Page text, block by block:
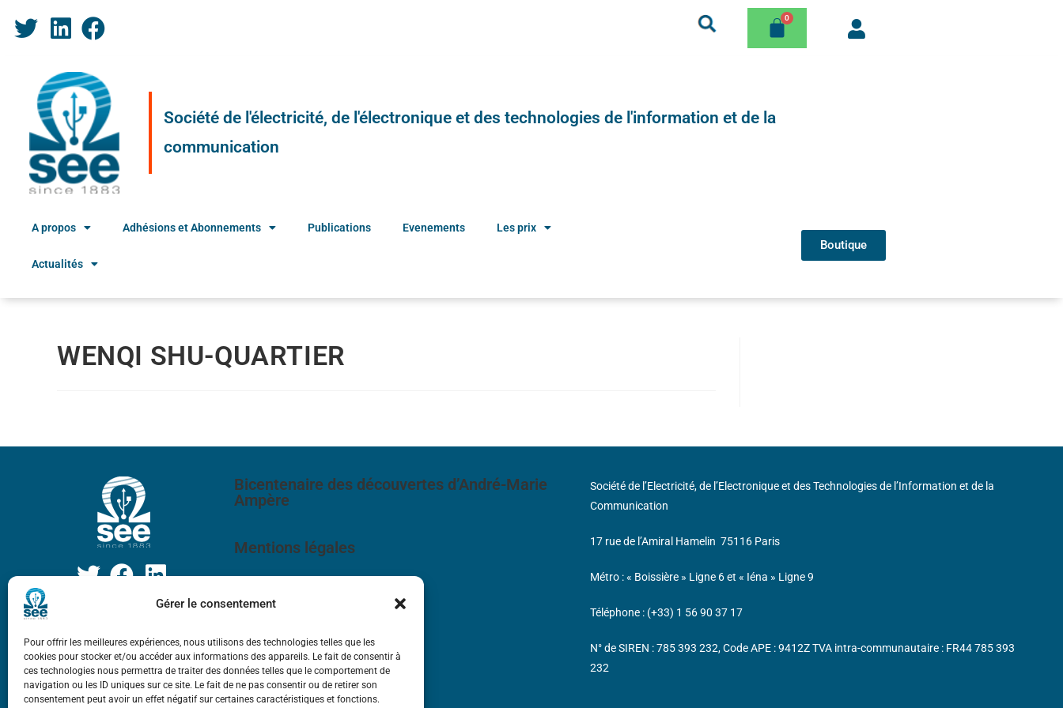
Gérer le consentement
Pour offrir les meilleures expériences, nous utilisons des technologies telles que les
cookies pour stocker et/ou accéder aux informations des appareils. Le fait de consentir à
ces technologies nous permettra de traiter des données telles que le comportement de
navigation ou les ID uniques sur ce site. Le fait de ne pas consentir ou de retirer son
consentement peut avoir un effet négatif sur certaines caractéristiques et fonctions.
Société de l'électricité, de l'électronique et des technologies de l'information et de la
communication
A propos Adhésions et Abonnements Publications Evenements Les prix
Actualités
Boutique
WENQI SHU-QUARTIER
Bicentenaire des découvertes d’André-Marie
Ampère
Mentions légales
Société de l’Electricité, de l’Electronique et des Technologies de l’Information et de la
Communication
17 rue de l’Amiral Hamelin 75116 Paris
Métro : « Boissière » Ligne 6 et « Iéna » Ligne 9
Téléphone : (+33) 1 56 90 37 17
N° de SIREN : 785 393 232, Code APE : 9412Z TVA intra-communautaire : FR44 785 393
232